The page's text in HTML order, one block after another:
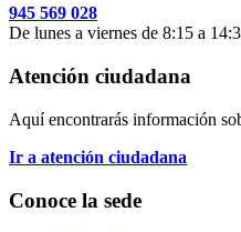
945 569 028
De lunes a viernes de 8:15 a
Atención ciudadana
Aquí encontrarás información
Ir a atención ciudadana
Conoce la sede